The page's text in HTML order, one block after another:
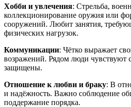
Хобби и увлечения: Стрельба,
коллекционирование оружия или
сооружений. Любит занятия,
физических нагрузок.
Коммуникации: Чётко выражает
возражений. Рядом люди чувствуют
защищены.
Отношение к любви и браку: В
и надёжность. Важно соблюдение
поддержание порядка.